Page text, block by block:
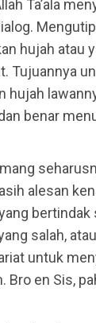
Ta’ala
hujah atau
Tujuannya
hujah
benar
alesan
bertindak
salah,
untuk
Bro en Sis,